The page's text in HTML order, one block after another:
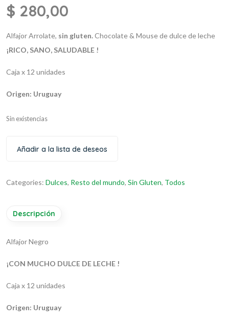
$ 280,00
Alfajor Arrolate, sin gluten.Chocolate & Mouse de dulce de leche
¡RICO, SANO, SALUDABLE !
Caja x 12 unidades
Origen: Uruguay
Sin existencias
Añadir a la lista de deseos
Categories: Dulces, Resto del mundo, Sin Gluten, Todos
Descripción
Alfajor Negro
¡CON MUCHO DULCE DE LECHE !
Caja x 12 unidades
Origen: Uruguay